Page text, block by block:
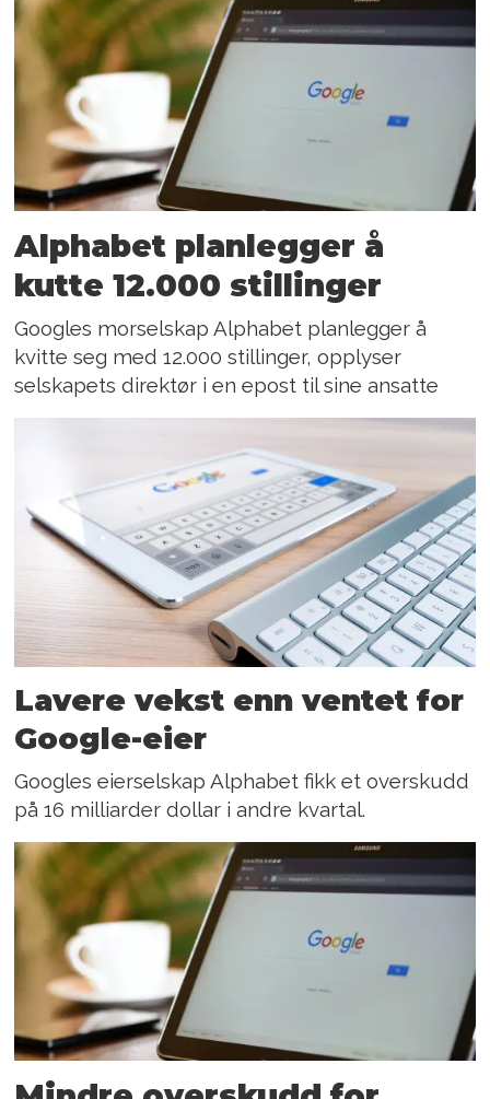
Alphabet planlegger å
kutte 12.000 stillinger
Googles morselskap Alphabet planlegger å
kvitte seg med 12.000 stillinger, opplyser
selskapets direktør i en epost til sine ansatte
Lavere vekst enn ventet for
Google-eier
Googles eierselskap Alphabet fikk et overskudd
på 16 milliarder dollar i andre kvartal.